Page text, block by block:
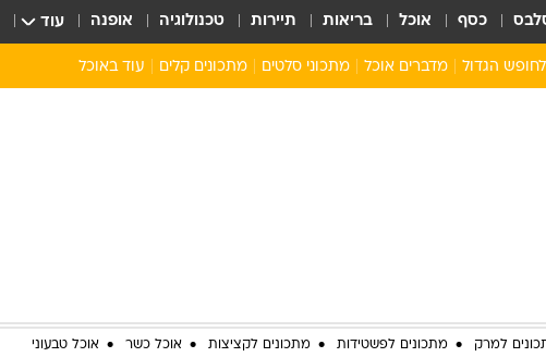
כסף אוכל בריאות תיירות טכנולוגיה אופנה עוד
הגדול מדברים אוכל מתכוני סלטים מתכונים קלים עוד באוכל
למרק מתכונים לפשטידות מתכונים לקציצות אוכל כשר אוכל טבעוני